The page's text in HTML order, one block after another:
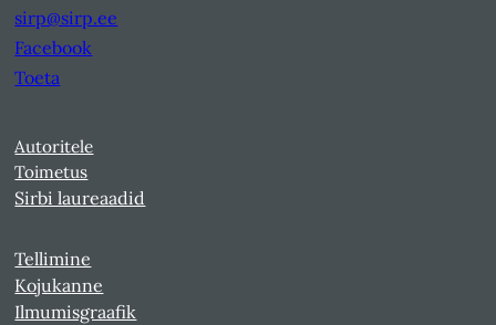
sirp@sirp.ee
Facebook
Toeta
Autoritele
Toimetus
Sirbi laureaadid
Tellimine
Kojukanne
Ilmumisgraafik